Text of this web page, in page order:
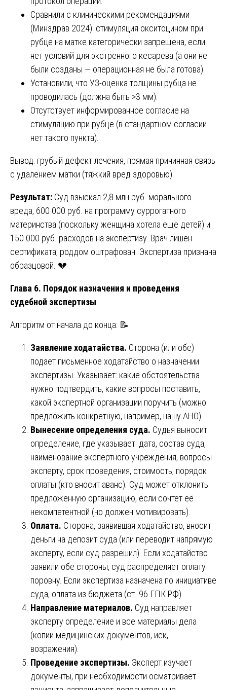
Сравнили с клиническими рекомендациями
(Минздрав 2024): стимуляция окситоцином при
рубце на матке категорически запрещена, если
нет условий для экстренного кесарева (а они не
были созданы — операционная не была готова).
Установили, что УЗ-оценка толщины рубца не
проводилась (должна быть >3 мм).
Отсутствует информированное согласие на
стимуляцию при рубце (в стандартном согласии
нет такого пункта).
Вывод: грубый дефект лечения, прямая причинная связь
с удалением матки (тяжкий вред здоровью).
Результат: Суд взыскал 2,8 млн руб. морального
вреда, 600 000 руб. на программу суррогатного
материнства (поскольку женщина хотела еще детей) и
150 000 руб. расходов на экспертизу. Врач лишен
сертификата, роддом оштрафован. Экспертиза признана
образцовой. 💔
Глава 6. Порядок назначения и проведения
судебной экспертизы
Алгоритм от начала до конца: 📝
Заявление ходатайства. Сторона (или обе)
подает письменное ходатайство о назначении
экспертизы. Указывает: какие обстоятельства
нужно подтвердить, какие вопросы поставить,
какой экспертной организации поручить (можно
предложить конкретную, например, нашу АНО).
Вынесение определения суда. Судья выносит
определение, где указывает: дата, состав суда,
наименование экспертного учреждения, вопросы
эксперту, срок проведения, стоимость, порядок
оплаты (кто вносит аванс). Суд может отклонить
предложенную организацию, если сочтет её
некомпетентной (но должен мотивировать).
Оплата. Сторона, заявившая ходатайство, вносит
деньги на депозит суда (или переводит напрямую
эксперту, если суд разрешил). Если ходатайство
заявили обе стороны, суд распределяет оплату
поровну. Если экспертиза назначена по инициативе
суда, оплата из бюджета (ст. 96 ГПК РФ).
Направление материалов. Суд направляет
эксперту определение и все материалы дела
(копии медицинских документов, иск,
возражения).
Проведение экспертизы. Эксперт изучает
документы, при необходимости осматривает